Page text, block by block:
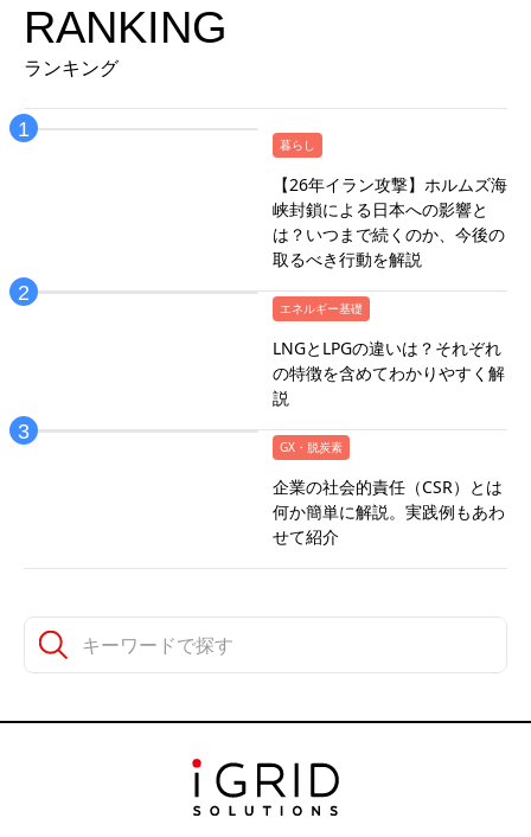
RANKING
ランキング
暮らし
【26年イラン攻撃】ホルムズ海
峡封鎖による日本への影響と
は？いつまで続くのか、今後の
取るべき行動を解説
エネルギー基礎
LNGとLPGの違いは？それぞれ
の特徴を含めてわかりやすく解
説
GX・脱炭素
企業の社会的責任（CSR）とは
何か簡単に解説。実践例もあわ
せて紹介